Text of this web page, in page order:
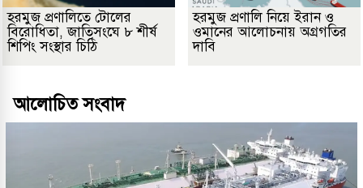
হরমুজ প্রণালিতে টোলের
বিরোধিতা, জাতিসংঘে ৮ শীর্ষ
শিপিং সংস্থার চিঠি
হরমুজ প্রণালি নিয়ে ইরান ও
ওমানের আলোচনায় অগ্রগতির
দাবি
আলোচিত সংবাদ